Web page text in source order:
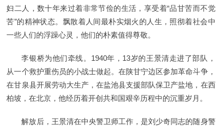
妇二人，数十年来过着非常节俭的生活，享受着“品甘苦而不觉
苦”的精神状态。飘散着人间最朴实烟火的人生，照彻着社会中
一些人们的浮躁心灵，他们的朴素值得尊敬。
李银桥为他们牵线。1940年，13岁的王景清走进了部队，
从一个救护重伤员的小战士做起。在陕甘宁边区参加革命斗争，
在甘泉县开展劳动大生产，在盐池县支援部队保卫产盐地，在西
柏坡，在北京，他经历着开创共和国艰辛历程中的沉重岁月。
解放后，王景清在中央警卫师工作，是刘少奇同志的随身警